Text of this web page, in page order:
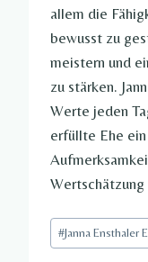
allem die
bewusst zu
meistern und
zu stärken.
Werte jeden
erfüllte Ehe
Post
Tags:
#Janna Ensthaler